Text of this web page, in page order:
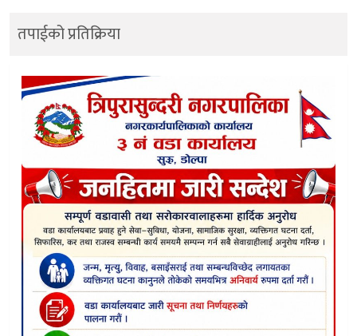
तपाईको प्रतिक्रिया